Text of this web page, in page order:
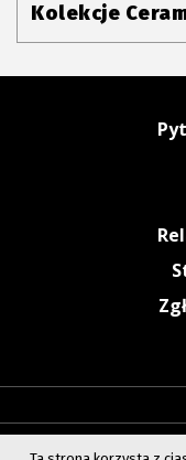
Kolekcje